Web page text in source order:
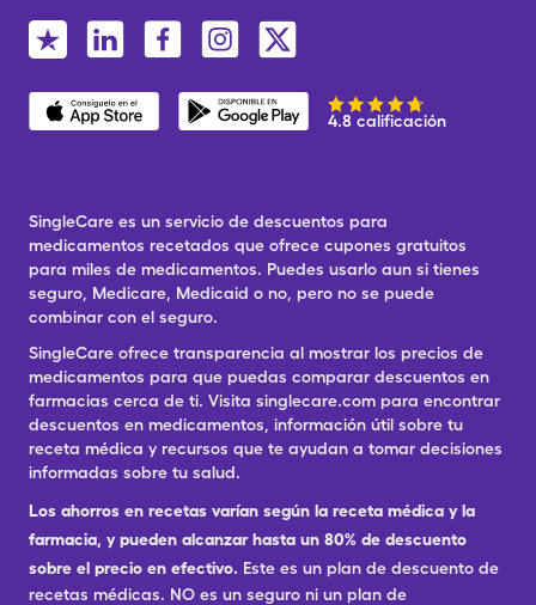
4.8 calificación
SingleCare es un servicio de descuentos para
medicamentos recetados que ofrece cupones gratuitos
para miles de medicamentos. Puedes usarlo aun si tienes
seguro, Medicare, Medicaid o no, pero no se puede
combinar con el seguro.
SingleCare ofrece transparencia al mostrar los precios de
medicamentos para que puedas comparar descuentos en
farmacias cerca de ti. Visita singlecare.com para encontrar
descuentos en medicamentos, información útil sobre tu
receta médica y recursos que te ayudan a tomar decisiones
informadas sobre tu salud.
Los ahorros en recetas varían según la receta médica y la
farmacia, y pueden alcanzar hasta un 80% de descuento
sobre el precio en efectivo. Este es un plan de descuento de
recetas médicas. NO es un seguro ni un plan de